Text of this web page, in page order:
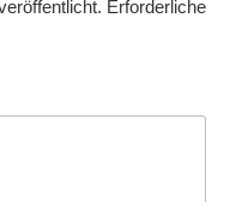
Erforderliche